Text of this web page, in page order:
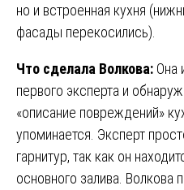
но и встроенная кухня
фасады перекосились).
Что сделала Волкова: Она
первого эксперта и
«описание повреждений»
упоминается. Эксперт
гарнитур, так как он
основного залива. Волкова